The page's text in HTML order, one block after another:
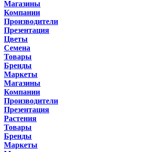
Магазины
Компании
Производители
Презентация
Цветы
Семена
Товары
Бренды
Маркеты
Магазины
Компании
Производители
Презентация
Растения
Товары
Бренды
Маркеты